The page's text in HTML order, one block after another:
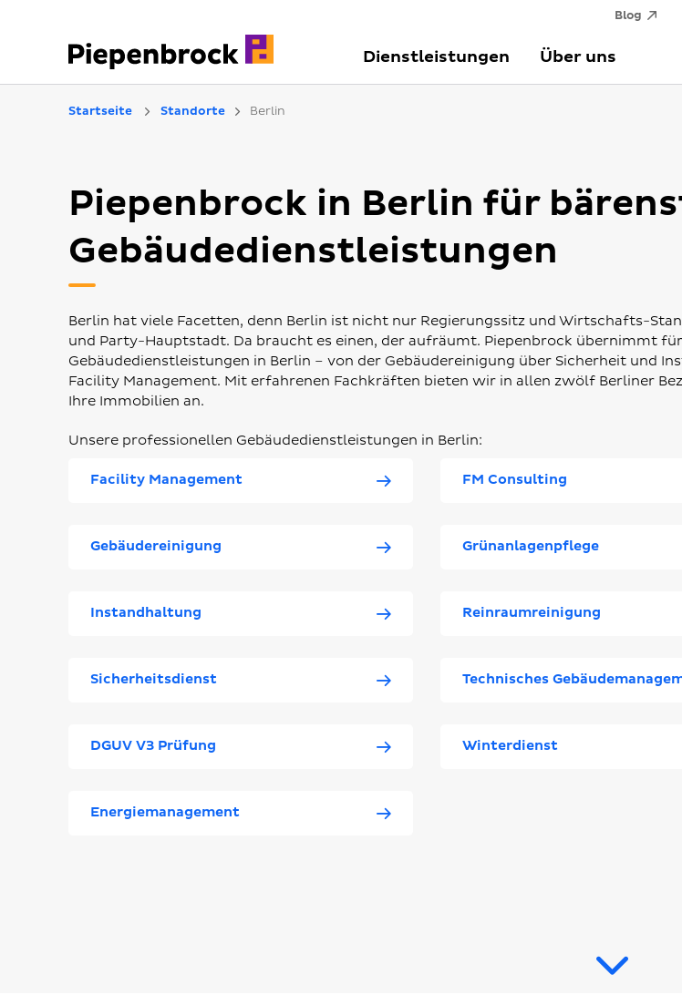
Blog
Dienstleistungen Über uns
Startseite Standorte Berlin
Piepenbrock in Berlin für
Gebäudedienstleistungen
Berlin hat viele Facetten, denn Berlin ist nicht nur Regierungssitz und Wirtschafts-
und Party-Hauptstadt. Da braucht es einen, der aufräumt. Piepenbrock übernimmt
Gebäudedienstleistungen in Berlin – von der Gebäudereinigung über Sicherheit und
Facility Management. Mit erfahrenen Fachkräften bieten wir in allen zwölf Berliner
Ihre Immobilien an.
Unsere professionellen Gebäudedienstleistungen in Berlin:
Facility Management
Gebäudereinigung
Instandhaltung
Sicherheitsdienst
DGUV V3 Prüfung
Energiemanagement
FM Consulting
Grünanlagenpflege
Reinraumreinigung
Technisches
Winterdienst